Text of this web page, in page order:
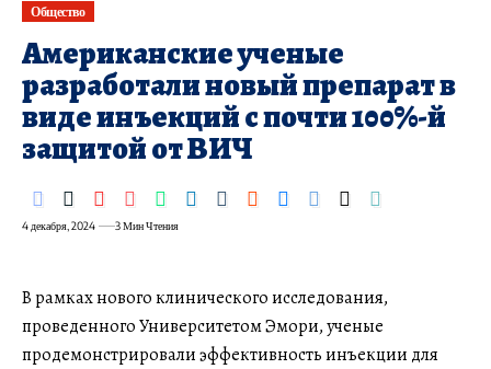
Общество
Американские ученые
разработали новый препарат в
виде инъекций с почти 100%-й
защитой от ВИЧ
4 декабря, 2024 3 Мин Чтения
В рамках нового клинического исследования,
проведенного Университетом Эмори, ученые
продемонстрировали эффективность инъекции для